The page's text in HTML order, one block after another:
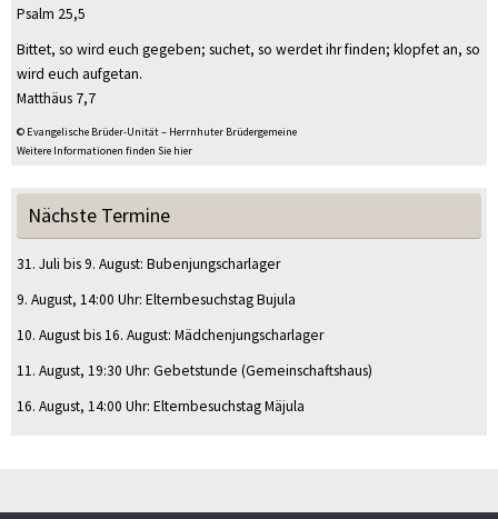
Psalm 25,5
Bittet, so wird euch gegeben; suchet, so werdet ihr finden; klopfet an, so
wird euch aufgetan.
Matthäus 7,7
© Evangelische Brüder-Unität – Herrnhuter Brüdergemeine
Weitere Informationen finden Sie hier
Nächste Termine
31. Juli bis9. August: Bubenjungscharlager
9. August, 14:00 Uhr: Elternbesuchstag Bujula
10. Augustbis16. August: Mädchenjungscharlager
11. August, 19:30 Uhr: Gebetstunde (Gemeinschaftshaus)
16. August, 14:00 Uhr: Elternbesuchstag Mäjula